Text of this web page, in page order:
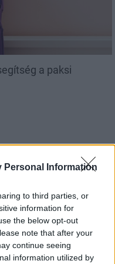
Personal Information
to third parties, or
information for
the below opt-out
note that after your
continue seeing
information utilized by
a paksi